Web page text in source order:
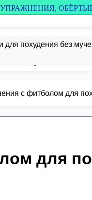
УПРАЖНЕНИЯ,
для похудения без
голубцы по
как правильно
суп для
фигуры «яблоко»:
с фитболом для
для